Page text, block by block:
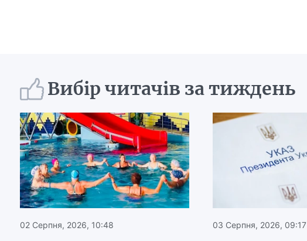
Вибір читачів за тиждень
02 Серпня, 2026, 10:48 03 Серпня, 2026, 09:17